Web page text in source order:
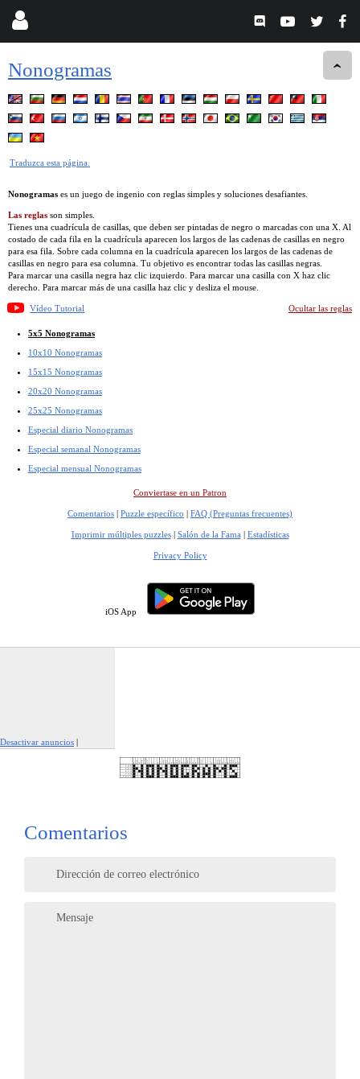
Nonogramas
Traduzca esta página.
Nonogramas es un juego de ingenio con reglas simples y soluciones desafiantes.
Las reglas son simples.
Tienes una cuadrícula de casillas, que deben ser pintadas de negro o marcadas con una X. Al
costado de cada fila en la cuadrícula aparecen los largos de las cadenas de casillas en negro
para esa fila. Sobre cada columna en la cuadrícula aparecen los largos de las cadenas de
casillas en negro para esa columna. Tu objetivo es encontrar todas las casillas negras.
Para marcar una casilla negra haz clic izquierdo. Para marcar una casilla con X haz clic
derecho. Para marcar más de una casilla haz clic y desliza el mouse.
Vídeo Tutorial Ocultar las reglas
5x5 Nonogramas
10x10 Nonogramas
15x15 Nonogramas
20x20 Nonogramas
25x25 Nonogramas
Especial diario Nonogramas
Especial semanal Nonogramas
Especial mensual Nonogramas
Conviertase en un Patron
Comentarios | Puzzle específico | FAQ (Preguntas frecuentes)
Imprimir múltiples puzzles| Salón de la Fama | Estadísticas
Privacy Policy
iOS App
Desactivar anuncios |
Comentarios
Dirección de correo electrónico
Mensaje